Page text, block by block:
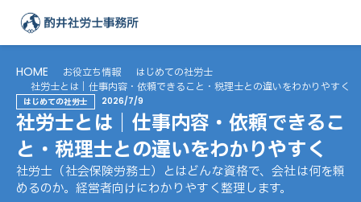
HOME お役立ち情報
はじめての社労士
社労士とは｜仕事内容・依頼できること・税理士との違いをわかりやすく
はじめての社労士 2026/7/9
社労士とは｜仕事内容・依頼できるこ
と・税理士との違いをわかりやすく
社労士（社会保険労務士）とはどんな資格で、会社は何を頼
めるのか。経営者向けにわかりやすく整理します。